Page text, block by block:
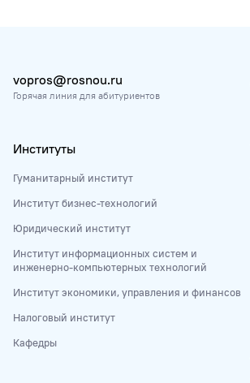
vopros@rosnou.ru
Горячая линия для абитуриентов
Институты
Гуманитарный институт
Институт бизнес-технологий
Юридический институт
Институт информационных систем и
инженерно-компьютерных технологий
Институт экономики, управления и финансов
Налоговый институт
Кафедры